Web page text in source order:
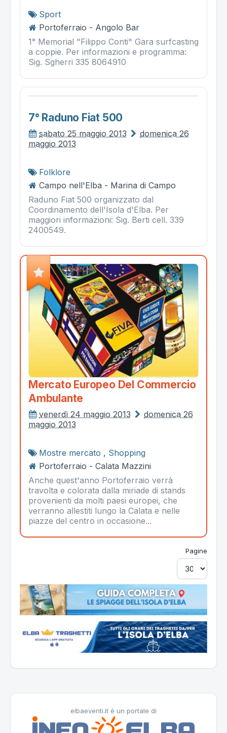
Sport
Portoferraio - Angolo Bar
1° Memorial "Filippo Conti" Gara surfcasting
a coppie. Per informazioni e programma:
Sig. Sgherri 335 8064910
7° Raduno Fiat 500
sabato 25 maggio 2013
domenica 26
maggio 2013
Folklore
Campo nell'Elba - Marina di Campo
Raduno Fiat 500 organizzato dal
Coordinamento dell'Isola d'Elba. Per
maggiori informazioni: Sig. Berti cell. 339
2400549.
Mercato Europeo Del Commercio
Ambulante
venerdì 24 maggio 2013
domenica 26
maggio 2013
Mostre mercato , Shopping
Portoferraio - Calata Mazzini
Anche quest'anno Portoferraio verrà
travolta e colorata dalla miriade di stands
provenienti da molti paesi europei, che
verranno allestiti lungo la Calata e nelle
piazze del centro in occasione...
Pagine
elbaeventi.it è un portale di